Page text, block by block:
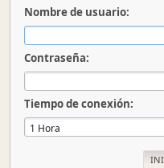
Nombre de usuario:
Contraseña:
Tiempo de conexión: